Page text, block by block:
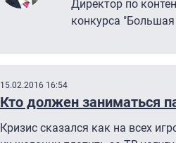
Директор по
конкурса
15.02.2016 16:54
Кто должен заниматься
Кризис сказался как на всех